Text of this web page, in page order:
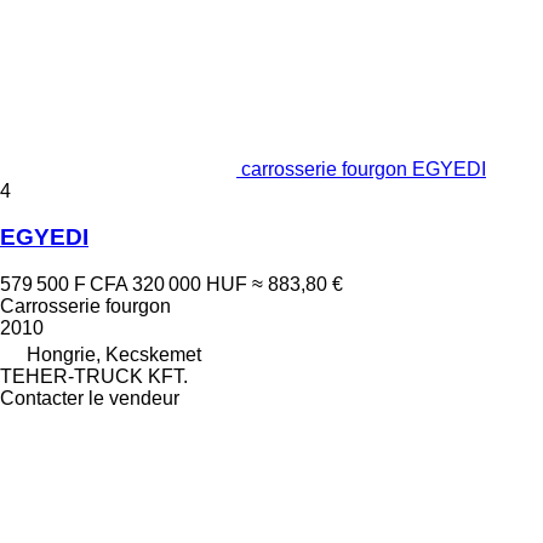
carrosserie fourgon EGYEDI
4
EGYEDI
579 500 F CFA 320 000 HUF ≈ 883,80 €
Carrosserie fourgon
2010
Hongrie, Kecskemet
TEHER-TRUCK KFT.
Contacter le vendeur